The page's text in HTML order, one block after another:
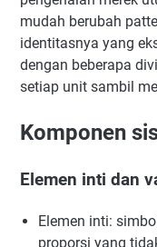
mudah berubah
identitasnya yang
dengan beberapa
setiap unit sambil
Komponen
Elemen inti dan
Elemen inti:
proporsi yang